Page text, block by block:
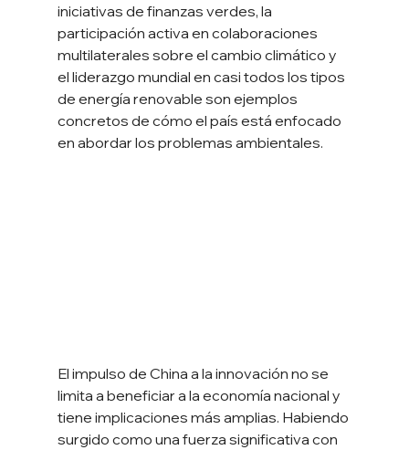
iniciativas de finanzas verdes, la
participación activa en colaboraciones
multilaterales sobre el cambio climático y
el liderazgo mundial en casi todos los tipos
de energía renovable son ejemplos
concretos de cómo el país está enfocado
en abordar los problemas ambientales.
El impulso de China a la innovación no se
limita a beneficiar a la economía nacional y
tiene implicaciones más amplias. Habiendo
surgido como una fuerza significativa con